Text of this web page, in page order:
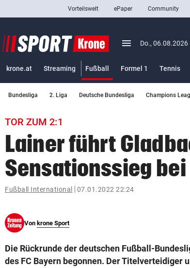
closeSchließen
Abonnieren
search
Suchbegriff
eingeben
© Krone Multimedia GmbH & Co KG 2026
Vorteilswelt ePaper Community
menu Menü aufklappen
Do., 06.08.2026
krone.at Streaming Fußball
Formel 1
Tennis
Bundesliga 2. Liga Deutsche Bundesliga Champions
TOR ZUM 2:1
Lainer führt
Sensationssieg
Fußball International 07.01.2022 22:24
Von krone Sport
Die Rückrunde der deutschen Fußball-
des FC Bayern begonnen. Der Titelverteidiger